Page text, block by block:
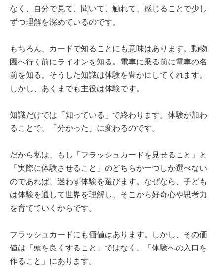
なく、自分で見て、聞いて、触れて、感じることで少し
ずつ理解を深めているのです。
もちろん、カードで知ることにも意味はあります。動物
園へ行く前にライオンを知る。電車に乗る前に電車の名
前を知る。そうした知識は体験を豊かにしてくれます。
しかし、あくまでも主役は体験です。
知識だけでは「知っている」で終わります。体験が加わ
ることで、「分かった」に変わるのです。
だから私は、もし「フラッシュカードを見せること」と
「実際に体験させること」のどちらか一つしか選べない
のであれば、迷わず体験を選びます。なぜなら、子ども
は体験を通して世界を理解し、そこから好奇心や思考力
を育てていくからです。
フラッシュカードにも価値はあります。しかし、その価
値は「頭を良くすること」ではなく、「体験への入口を
作ること」にあります。